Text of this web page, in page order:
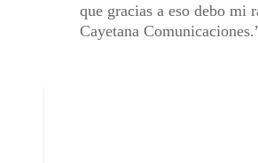
que gracias a eso debo mi
Cayetana Comunicaciones.